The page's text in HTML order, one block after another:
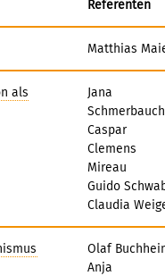
Referenten
Matthias
als
Jana
Schmerbauch
Caspar
Clemens
Mireau
Guido
Claudia
Olaf
Anja